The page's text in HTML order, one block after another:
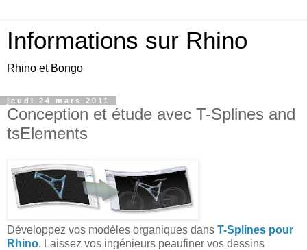
Informations sur Rhino
Rhino et Bongo
jeudi 24 mars 2011
Conception et étude avec T-Splines and
tsElements
Développez vos modèles organiques dans T-Splines pour
Rhino. Laissez vos ingénieurs peaufiner vos dessins